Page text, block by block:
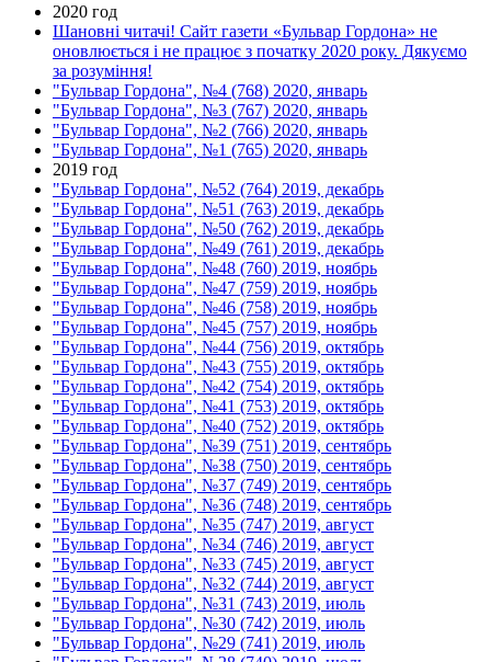
2020 год
Шановні читачі! Сайт газети «Бульвар Гордона» не
оновлюється і не працює з початку 2020 року. Дякуємо
за розуміння!
"Бульвар Гордона", №4 (768) 2020, январь
"Бульвар Гордона", №3 (767) 2020, январь
"Бульвар Гордона", №2 (766) 2020, январь
"Бульвар Гордона", №1 (765) 2020, январь
2019 год
"Бульвар Гордона", №52 (764) 2019, декабрь
"Бульвар Гордона", №51 (763) 2019, декабрь
"Бульвар Гордона", №50 (762) 2019, декабрь
"Бульвар Гордона", №49 (761) 2019, декабрь
"Бульвар Гордона", №48 (760) 2019, ноябрь
"Бульвар Гордона", №47 (759) 2019, ноябрь
"Бульвар Гордона", №46 (758) 2019, ноябрь
"Бульвар Гордона", №45 (757) 2019, ноябрь
"Бульвар Гордона", №44 (756) 2019, октябрь
"Бульвар Гордона", №43 (755) 2019, октябрь
"Бульвар Гордона", №42 (754) 2019, октябрь
"Бульвар Гордона", №41 (753) 2019, октябрь
"Бульвар Гордона", №40 (752) 2019, октябрь
"Бульвар Гордона", №39 (751) 2019, сентябрь
"Бульвар Гордона", №38 (750) 2019, сентябрь
"Бульвар Гордона", №37 (749) 2019, сентябрь
"Бульвар Гордона", №36 (748) 2019, сентябрь
"Бульвар Гордона", №35 (747) 2019, август
"Бульвар Гордона", №34 (746) 2019, август
"Бульвар Гордона", №33 (745) 2019, август
"Бульвар Гордона", №32 (744) 2019, август
"Бульвар Гордона", №31 (743) 2019, июль
"Бульвар Гордона", №30 (742) 2019, июль
"Бульвар Гордона", №29 (741) 2019, июль